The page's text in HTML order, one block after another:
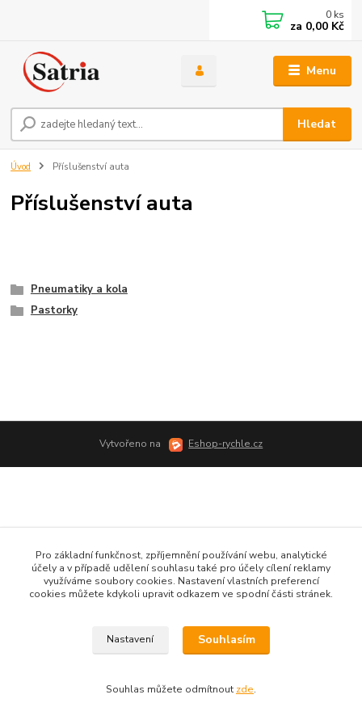
Menu
Hledat
0 ks
za 0,00 Kč
Úvod Příslušenství auta
Příslušenství auta
Pneumatiky a kola
Pastorky
Vytvořeno na Eshop-rychle.cz
Pro základní funkčnost, zpříjemnění používání webu, analytické
účely a v případě udělení souhlasu také pro účely cílení reklamy
využíváme soubory cookies. Nastavení vlastních preferencí
cookies můžete kdykoli upravit odkazem ve spodní části stránek.
Nastavení Souhlasím
Souhlas můžete odmítnout zde.